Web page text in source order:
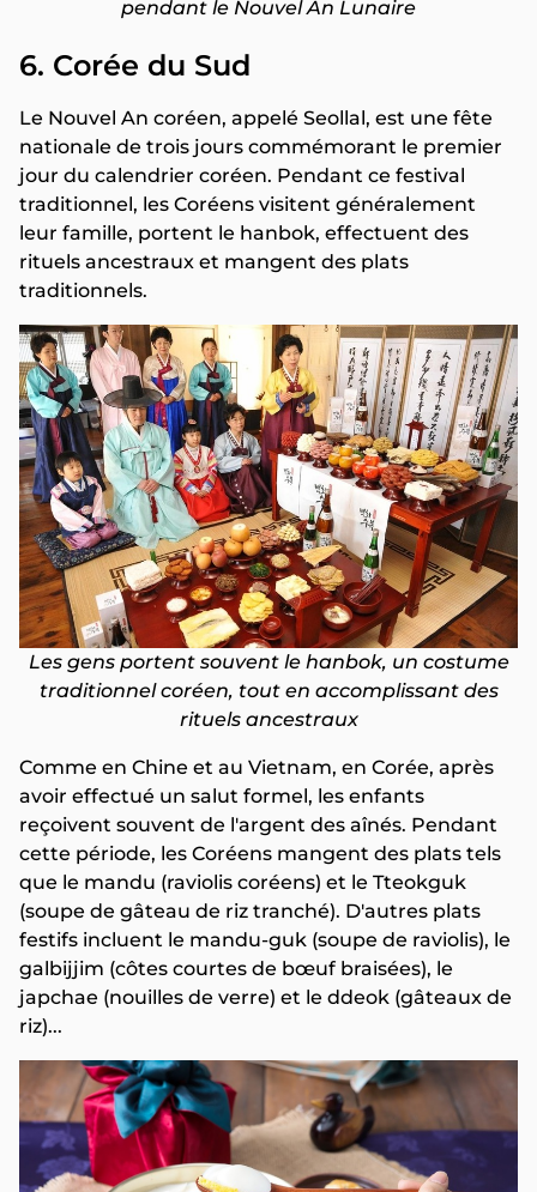
pendant le Nouvel An Lunaire
6. Corée du Sud
Le Nouvel An coréen, appelé Seollal, est une fête
nationale de trois jours commémorant le premier
jour du calendrier coréen. Pendant ce festival
traditionnel, les Coréens visitent généralement
leur famille, portent le hanbok, effectuent des
rituels ancestraux et mangent des plats
traditionnels.
Les gens portent souvent le hanbok, un costume
traditionnel coréen, tout en accomplissant des
rituels ancestraux
Comme en Chine et au Vietnam, en Corée, après
avoir effectué un salut formel, les enfants
reçoivent souvent de l'argent des aînés. Pendant
cette période, les Coréens mangent des plats tels
que le mandu (raviolis coréens) et le Tteokguk
(soupe de gâteau de riz tranché). D'autres plats
festifs incluent le mandu-guk (soupe de raviolis), le
galbijjim (côtes courtes de bœuf braisées), le
japchae (nouilles de verre) et le ddeok (gâteaux de
riz)...